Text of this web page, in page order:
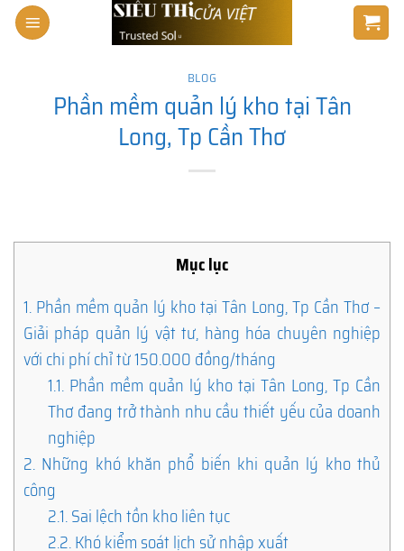
Skip
BLOG
Phần mềm quản lý kho tại Tân
Long, Tp Cần Thơ
Mục lục
1. Phần mềm quản lý kho tại Tân Long, Tp Cần Thơ –
Giải pháp quản lý vật tư, hàng hóa chuyên nghiệp
với chi phí chỉ từ 150.000 đồng/tháng
1.1. Phần mềm quản lý kho tại Tân Long, Tp Cần
Thơ đang trở thành nhu cầu thiết yếu của doanh
nghiệp
2. Những khó khăn phổ biến khi quản lý kho thủ
công
2.1.Sai lệch tồn kho liên tục
2.2.Khó kiểm soát lịch sử nhập xuất